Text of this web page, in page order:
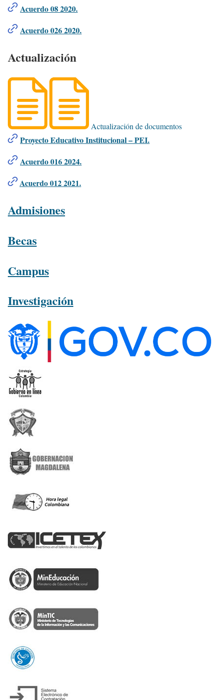
Acuerdo 08 2020.
Acuerdo 026 2020.
Actualización
Actualización de documentos
Proyecto Educativo Institucional – PEI.
Acuerdo 016 2024.
Acuerdo 012 2021.
Admisiones
Becas
Campus
Investigación